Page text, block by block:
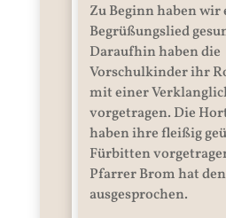
Zu Beginn haben wir
Begrüßungslied
Daraufhin haben die
Vorschulkinder ihr
mit einer
vorgetragen. Die
haben ihre fleißig
Fürbitten
Pfarrer Brom hat
ausgesprochen.